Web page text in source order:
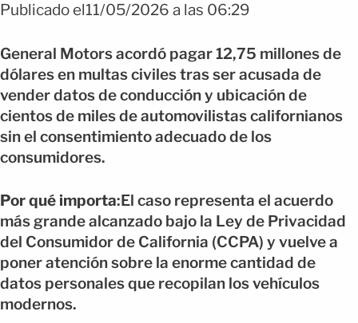
Publicado el11/05/2026 a las 06:29
General Motors acordó pagar 12,75 millones de
dólares en multas civiles tras ser acusada de
vender datos de conducción y ubicación de
cientos de miles de automovilistas californianos
sin el consentimiento adecuado de los
consumidores.
Por qué importa:El caso representa el acuerdo
más grande alcanzado bajo la Ley de Privacidad
del Consumidor de California (CCPA) y vuelve a
poner atención sobre la enorme cantidad de
datos personales que recopilan los vehículos
modernos.